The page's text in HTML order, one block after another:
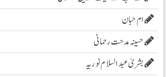
ام حبان
حسینہ مدحت رحمانی
بشریٰ عبد السلام نوریہ